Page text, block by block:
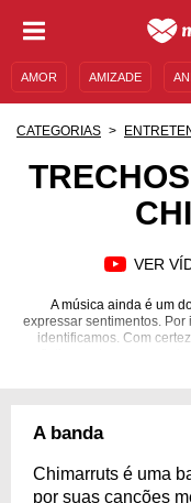
AMOR AMIZADE
MENSAGENS E FRASES
CATEGORIAS
VER
A música ainda é um
expressar sentimentos.
identificamos. Com
refletir em algum
A banda
Chimarruts é uma
por suas canções